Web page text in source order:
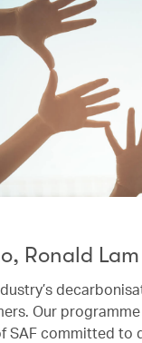
Ronald Lam
Our
committed